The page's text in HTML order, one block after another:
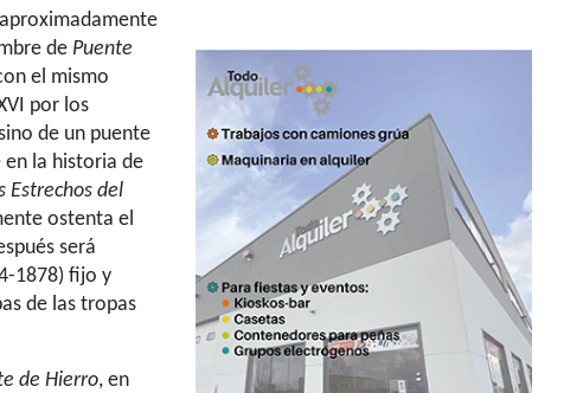
de Puente
el mismo
por los
de un puente
la historia de
Estrechos del
ostenta el
será
1878) fijo y
de las tropas
de Hierro, en